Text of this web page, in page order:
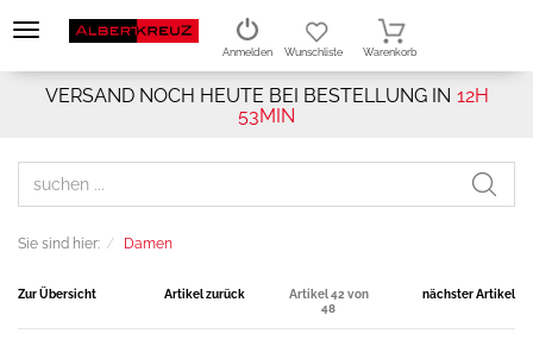
VERSAND NOCH HEUTE BEI BESTELLUNG IN 12H
53MIN
Anmelden Wunschliste Warenkorb
Sie sind hier: Damen
Zur Übersicht Artikel zurück
Artikel 42 von
48
nächster Artikel